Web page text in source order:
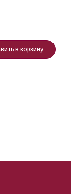
в корзину